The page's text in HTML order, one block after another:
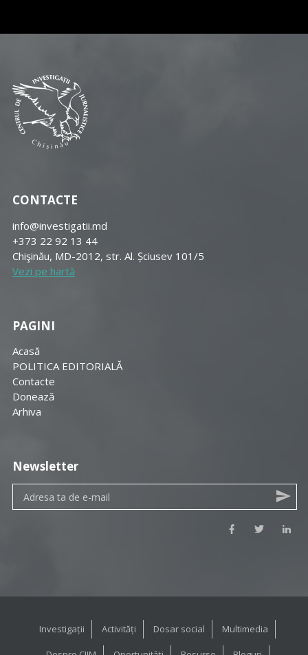
CONTACTE
info@investigatii.md
+373 22 92 13 44
Chişinău, MD-2012, str. Al. Șciusev 101/5
Vezi pe hartă
PAGINI
Acasă
POLITICA EDITORIALĂ
Contacte
Donează
Arhiva
Newsletter
Investigații Activități Dosar social Multimedia